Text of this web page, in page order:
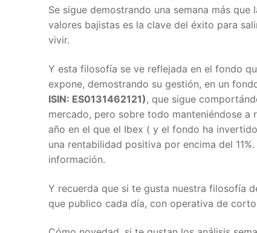
Se sigue demostrando una semana más
valores bajistas es la clave del éxito para
vivir.
Y esta filosofía se ve reflejada en el fondo
expone, demostrando su gestión, en un
ISIN: ES0131462121), que sigue
mercado, pero sobre todo manteniéndose a
año en el que el Ibex ( y el fondo ha
una rentabilidad positiva por encima del
información.
Y recuerda que si te gusta nuestra filosofía
que publico cada día, con operativa de